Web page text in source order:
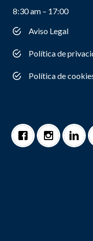
8:30 am – 17:00
Aviso Legal
Política de
Política de